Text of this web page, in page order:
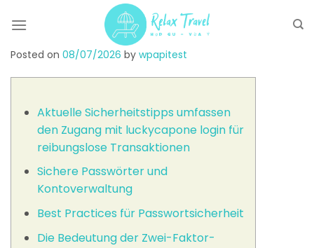
Posted on 08/07/2026 by wpapitest
Aktuelle Sicherheitstipps umfassen
den Zugang mit luckycapone login für
reibungslose Transaktionen
Sichere Passwörter und
Kontoverwaltung
Best Practices für Passwortsicherheit
Die Bedeutung der Zwei-Faktor-